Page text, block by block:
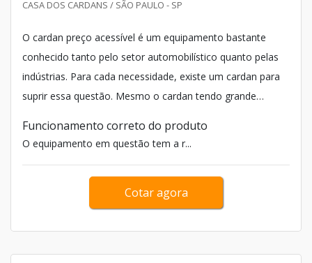
CASA DOS CARDANS / SÃO PAULO - SP
O cardan preço acessível é um equipamento bastante
conhecido tanto pelo setor automobilístico quanto pelas
indústrias. Para cada necessidade, existe um cardan para
suprir essa questão. Mesmo o cardan tendo grande
para entender como o cardan funciona.
Funcionamento correto do produto
O equipamento em questão tem a r...
Cotar agora